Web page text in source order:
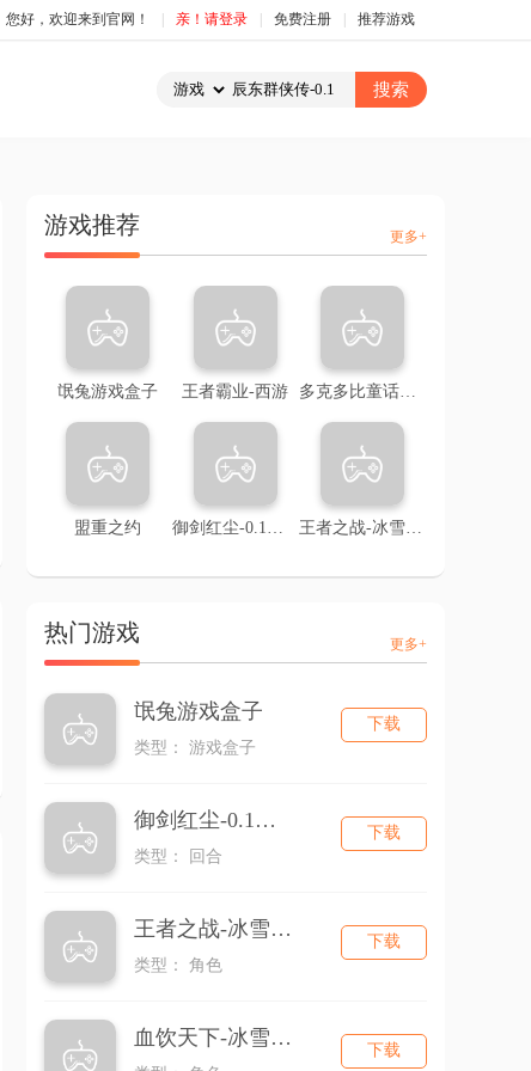
您好，欢迎来到官网！ 亲！请登录 免费注册 推荐游戏
游戏推荐 更多+
氓兔游戏盒子 王者霸业-西游 多克多比童话世界-0.05折
盟重之约 御剑红尘-0.1折回合 王者之战-冰雪三职业
热门游戏 更多+
氓兔游戏盒子
类型： 游戏盒子
下载
御剑红尘-0.1折回合
类型： 回合
下载
王者之战-冰雪三职业
类型： 角色
下载
血饮天下-冰雪三职业
下载